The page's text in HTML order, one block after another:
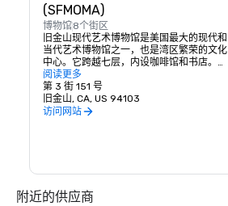
(SFMOMA)
博物馆8个街区
旧金山现代艺术博物馆是美国最大的现代和
当代艺术博物馆之一，也是湾区繁荣的文化
中心。它跨越七层，内设咖啡馆和书店。
SFMOMA 的永久藏品包括当代艺术家考尔
德、马蒂斯和毕加索。全年都会举办特别展
览和活动。
阅读更多
第 3 街 151 号
旧金山, CA, US 94103
访问网站
附近的供应商